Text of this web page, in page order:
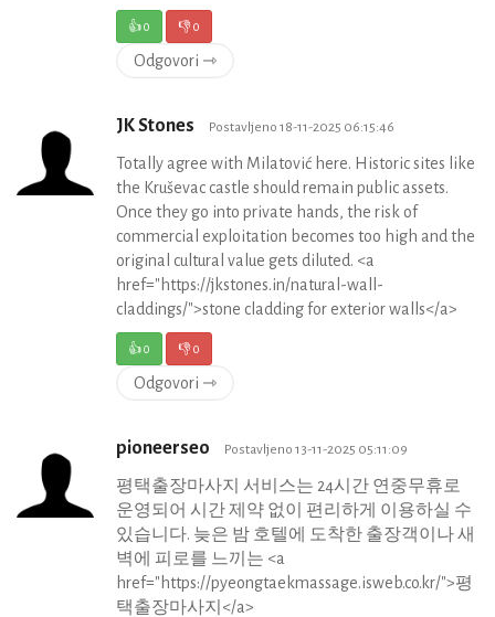
👍0 👎0
Odgovori ⇾
JK Stones Postavljeno 18-11-2025 06:15:46
Totally agree with Milatović here. Historic sites like
the Kruševac castle should remain public assets.
Once they go into private hands, the risk of
commercial exploitation becomes too high and the
original cultural value gets diluted. <a
href="https://jkstones.in/natural-wall-
claddings/">stone cladding for exterior walls</a>
👍0 👎0
Odgovori ⇾
pioneerseo Postavljeno 13-11-2025 05:11:09
평택출장마사지 서비스는 24시간 연중무휴로
운영되어 시간 제약 없이 편리하게 이용하실 수
있습니다. 늦은 밤 호텔에 도착한 출장객이나 새
벽에 피로를 느끼는 <a
href="https://pyeongtaekmassage.isweb.co.kr/">평
택출장마사지</a>